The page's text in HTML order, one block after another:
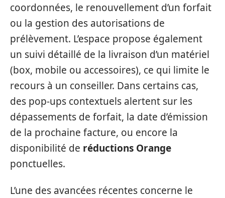
coordonnées, le renouvellement d’un forfait
ou la gestion des autorisations de
prélèvement. L’espace propose également
un suivi détaillé de la livraison d’un matériel
(box, mobile ou accessoires), ce qui limite le
recours à un conseiller. Dans certains cas,
des pop-ups contextuels alertent sur les
dépassements de forfait, la date d’émission
de la prochaine facture, ou encore la
disponibilité de réductions Orange
ponctuelles.
L’une des avancées récentes concerne le